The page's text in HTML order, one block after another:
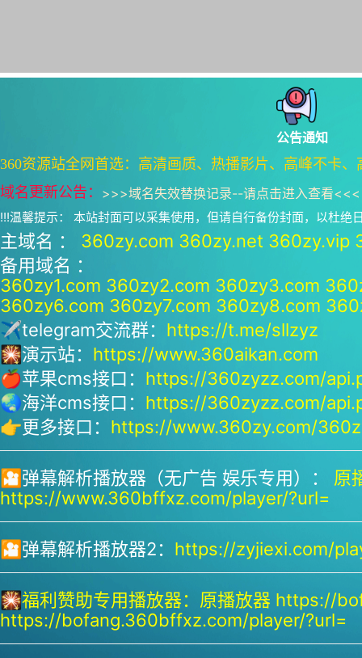
公告通知
360资源站全网首选：高清画质、热播影片、高峰不卡
域名更新公告： >>>域名失效替换记录--请点击进入查看<<<
!!!温馨提示： 本站封面可以采集使用，但请自行备份封面，以杜绝
主域名 ： 360zy.com 360zy.net 360zy.vip
备用域名 ：
360zy1.com 360zy2.com 360zy3.com
360zy6.com 360zy7.com 360zy8.com
✈telegram交流群： https://t.me/sllzyz
🎇演示站： https://www.360aikan.com
🍎苹果cms接口： https://360zyzz.com/
🌏海洋cms接口： https://360zyzz.com/
👉更多接口： https://www.360zy.com/
🎦弹幕解析播放器（无广告 娱乐专用）： 原
https://www.360bffxz.com/player/?url=
🎦弹幕解析播放器2： https://zyjiexi.com/
🎇福利赞助专用播放器： 原播放器 https://
https://bofang.360bffxz.com/player/?url=